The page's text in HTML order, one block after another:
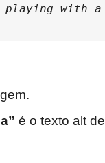
playing with a
é o texto alt de